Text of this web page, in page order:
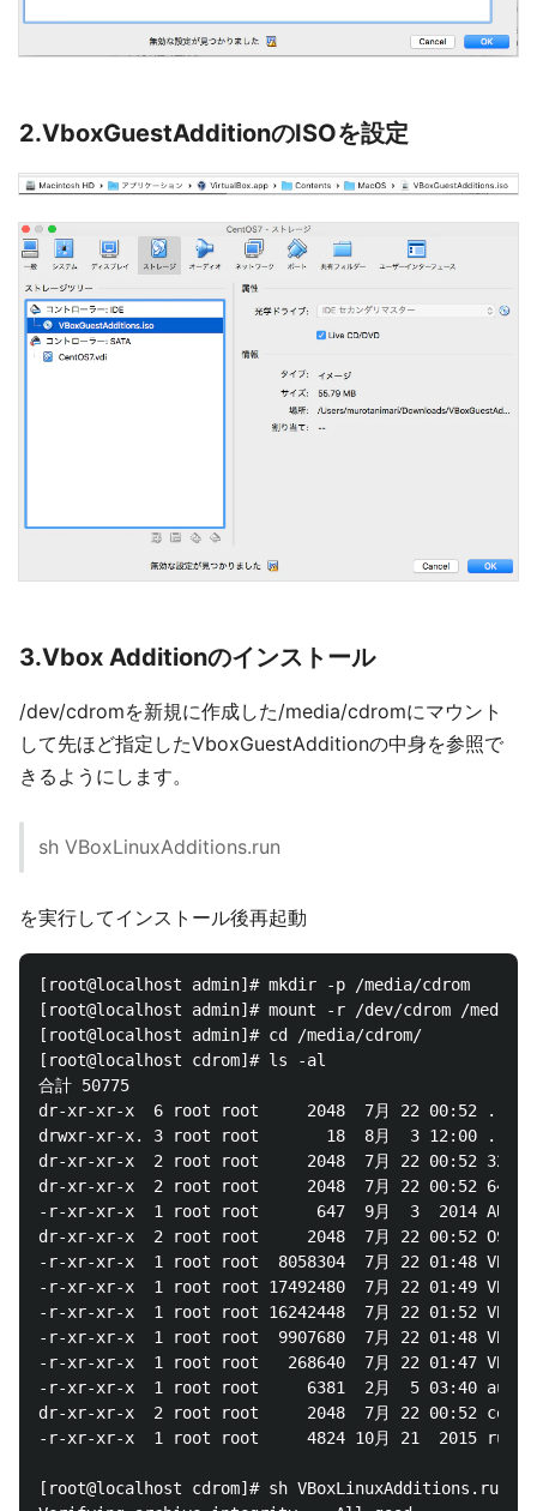
2.VboxGuestAdditionのISOを設定
3.Vbox Additionのインストール
/dev/cdromを新規に作成した/media/cdromにマウント
して先ほど指定したVboxGuestAdditionの中身を参照で
きるようにします。
sh VBoxLinuxAdditions.run
を実行してインストール後再起動
[root@localhost admin]# mkdir -p /media/cdrom
[root@localhost admin]# mount -r /dev/cdrom /media/
[root@localhost admin]# cd /media/cdrom/
[root@localhost cdrom]# ls -al
合計 50775
dr-xr-xr-x  6 root root     2048  7月 22 00:52 .
drwxr-xr-x. 3 root root       18  8月  3 12:00 ..
dr-xr-xr-x  2 root root     2048  7月 22 00:52 32Bit
dr-xr-xr-x  2 root root     2048  7月 22 00:52 64Bit
-r-xr-xr-x  1 root root      647  9月  3  2014
dr-xr-xr-x  2 root root     2048  7月 22 00:52 OS2
-r-xr-xr-x  1 root root  8058304  7月 22 01:48
-r-xr-xr-x  1 root root 17492480  7月 22 01:49
-r-xr-xr-x  1 root root 16242448  7月 22 01:52
-r-xr-xr-x  1 root root  9907680  7月 22 01:48
-r-xr-xr-x  1 root root   268640  7月 22 01:47
-r-xr-xr-x  1 root root     6381  2月  5 03:40
dr-xr-xr-x  2 root root     2048  7月 22 00:52 cert
-r-xr-xr-x  1 root root     4824 10月 21  2015
[root@localhost cdrom]# sh VBoxLinuxAdditions.run